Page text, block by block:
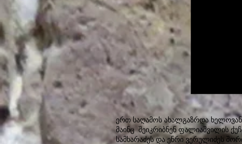
ერთ საღამოს ახალგაზრდა
მაინც შეიკრიბნენ ფალიაშვილის
სამხარაძეს და ენრი ვერულიძეს